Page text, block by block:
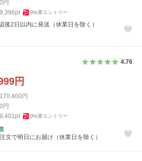
0 円
9,396pt 9%要エントリー
後2日以内に発送（休業日を除く）
4.76
円
170,400 円
0 円
9,401pt 9%要エントリー
文で明日にお届け（休業日を除く）